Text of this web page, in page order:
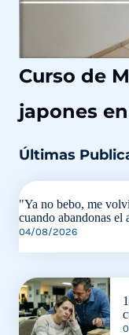
Curso de
japones
Últimas
"Ya no bebo, me
cuando abandonas el
04/08/2026